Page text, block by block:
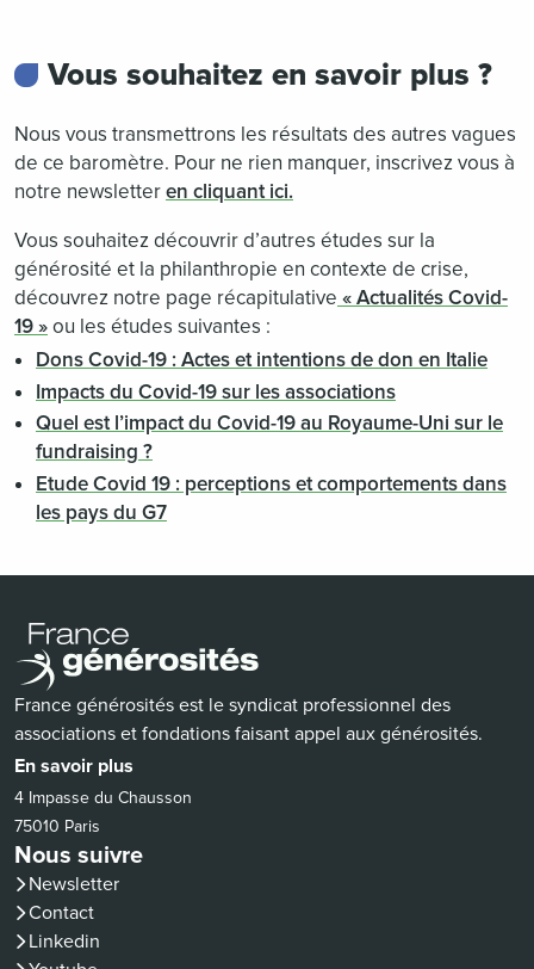
Vous souhaitez en savoir plus ?
Nous vous transmettrons les résultats des autres vagues
de ce baromètre. Pour ne rien manquer, inscrivez vous à
notre newsletteren cliquant ici.
Vous souhaitez découvrir d’autres études sur la
générosité et la philanthropie en contexte de crise,
découvrez notre page récapitulative « Actualités Covid-
19 »ou les études suivantes :
Dons Covid-19 : Actes et intentions de don en Italie
Impacts du Covid-19 sur les associations
Quel est l’impact du Covid-19 au Royaume-Uni sur le
fundraising ?
Etude Covid 19 : perceptions et comportements dans
les pays du G7
France générosités est le syndicat professionnel des
associations et fondations faisant appel aux générosités.
En savoir plus
4 Impasse du Chausson
75010 Paris
Nous suivre
Newsletter
Contact
Linkedin
(nouvelle fenêtre)